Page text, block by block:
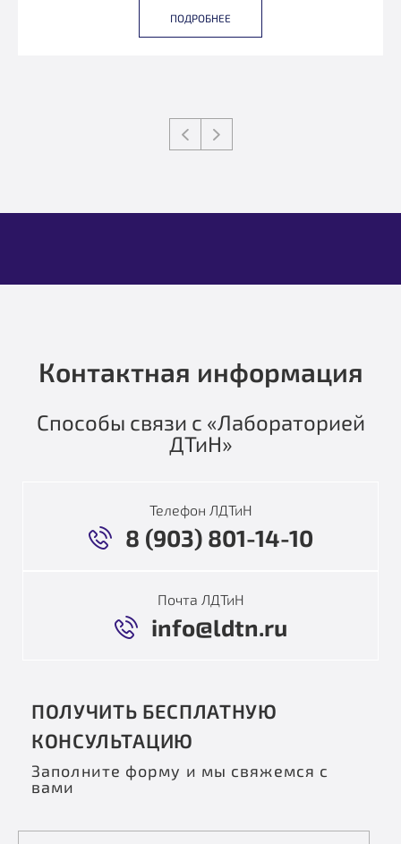
ПОДРОБНЕЕ
Контактная информация
Способы связи с «Лабораторией
ДТиН»
Телефон ЛДТиН
8 (903) 801-14-10
Почта ЛДТиН
info@ldtn.ru
ПОЛУЧИТЬ БЕСПЛАТНУЮ
КОНСУЛЬТАЦИЮ
Заполните форму и мы свяжемся с
вами